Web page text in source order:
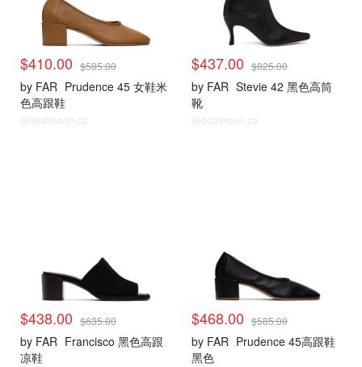
$410.00 $585.00
by FAR Prudence 45 女鞋米
色高跟鞋
@dealmoon.ca
$437.00 $825.00
by FAR Stevie 42 黑色高筒
靴
@dealmoon.ca
$438.00 $635.00
by FAR Francisco 黑色高跟
凉鞋
$468.00 $585.00
by FAR Prudence 45高跟鞋
黑色